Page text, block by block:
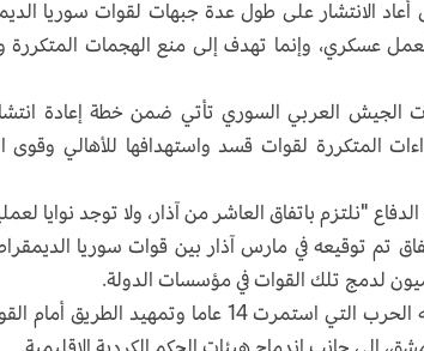
أعاد الانتشار على طول عدة جبهات لقوات سوريا
عسكري، وإنما تهدف إلى منع الهجمات المتكررة
الجيش العربي السوري تأتي ضمن خطة إعادة
المتكررة لقوات قسد واستهدافها للأهالي وقوى
"نلتزم باتفاق العاشر من آذار، ولا توجد نوايا
تم توقيعه في مارس آذار بين قوات سوريا
لدمج تلك القوات في مؤسسات الدولة.
وكان الاتفاق يهدف إلى لملمة شتات بلد مزقته الحرب التي استمرت